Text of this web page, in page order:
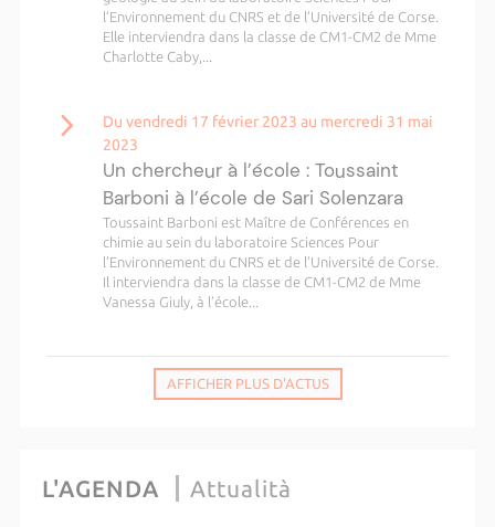
l’Environnement du CNRS et de l’Université de Corse.
Elle interviendra dans la classe de CM1-CM2 de Mme
Charlotte Caby,...
Du vendredi 17 février 2023 au mercredi 31 mai
2023
Un chercheur à l’école : Toussaint
Barboni à l’école de Sari Solenzara
Toussaint Barboni est Maître de Conférences en
chimie au sein du laboratoire Sciences Pour
l’Environnement du CNRS et de l’Université de Corse.
Il interviendra dans la classe de CM1-CM2 de Mme
Vanessa Giuly, à l’école...
AFFICHER PLUS D'ACTUS
L'AGENDA Attualità